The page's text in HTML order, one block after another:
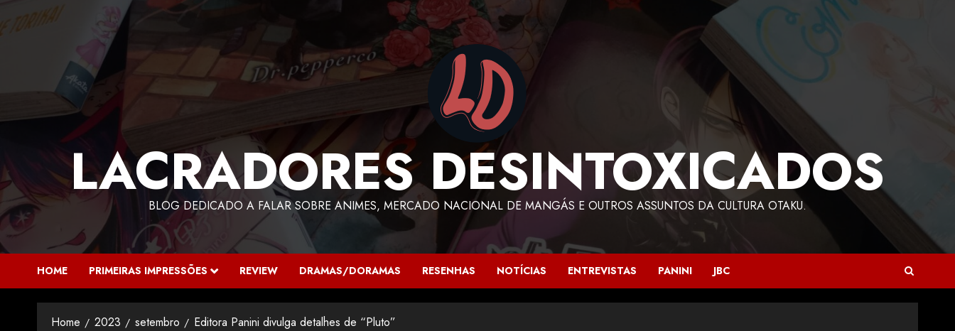
LACRADORES DESINTOXICADOS
BLOG DEDICADO A FALAR SOBRE ANIMES, MERCADO NACIONAL DE MANGÁS E OUTROS ASSUNTOS DA CULTURA OTAKU.
HOME PRIMEIRAS IMPRESSÕES REVIEW DRAMAS/DORAMAS RESENHAS NOTÍCIAS ENTREVISTAS PANINI JBC
Home 2023 setembro Editora Panini divulga detalhes de “Pluto”